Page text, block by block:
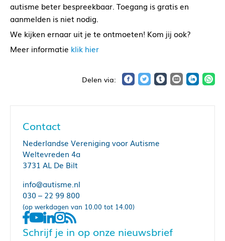
autisme beter bespreekbaar. Toegang is gratis en
aanmelden is niet nodig.
We kijken ernaar uit je te ontmoeten! Kom jij ook?
Meer informatie klik hier
Contact
Nederlandse Vereniging voor Autisme
Weltevreden 4a
3731 AL De Bilt
info@autisme.nl
030 – 22 99 800
(op werkdagen van 10.00 tot 14.00)
Schrijf je in op onze nieuwsbrief